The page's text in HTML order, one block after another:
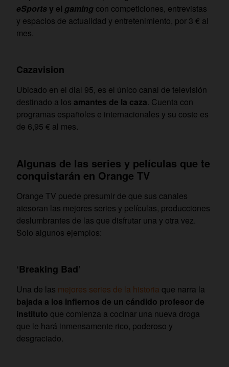
eSportsy el gaming con competiciones, entrevistas
y espacios de actualidad y entretenimiento, por 3 € al
mes.
Cazavision
Ubicado en el dial 95, es el único canal de televisión
destinado a los amantes de la caza. Cuenta con
programas españoles e internacionales y su coste es
de 6,95 € al mes.
Algunas de las series y películas que te
conquistarán en Orange TV
Orange TV puede presumir de que sus canales
atesoran las mejores series y películas, producciones
deslumbrantes de las que disfrutar una y otra vez.
Solo algunos ejemplos:
‘Breaking Bad’
Una de las mejores series de la historia que narra la
bajada a los infiernos de un cándido profesor de
instituto que comienza a cocinar una nueva droga
que le hará inmensamente rico, poderoso y
desgraciado.